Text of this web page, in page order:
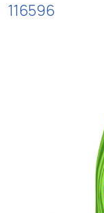
116596